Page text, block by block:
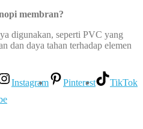
membran?
digunakan, seperti PVC yang
dan daya tahan terhadap elemen
Instagram Pinterest
TikTok